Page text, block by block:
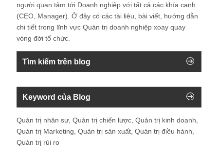
người quan tâm tới Doanh nghiệp với tất cả các khía cạnh
(CEO, Manager). Ở đây có các tài liệu, bài viết, hướng dẫn
chi tiết trong lĩnh vực Quản trị doanh nghiệp xoay quay
vòng đời tổ chức.
Tìm kiếm trên blog
Keyword của Blog
Quản trị nhân sự, Quản trị chiến lược, Quản trị kinh doanh,
Quản trị Marketing, Quản trị sản xuất, Quản trị điều hành,
Quản trị rủi ro